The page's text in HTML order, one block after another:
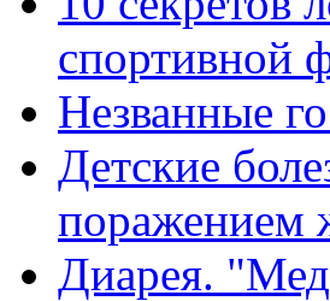
спортивной
Незванные
Детские
поражением
Диарея.